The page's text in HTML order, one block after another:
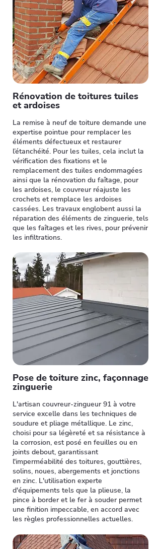
Rénovation de toitures tuiles
et ardoises
La remise à neuf de toiture demande une
expertise pointue pour remplacer les
éléments défectueux et restaurer
l’étanchéité. Pour les tuiles, cela inclut la
vérification des fixations et le
remplacement des tuiles endommagées
ainsi que la rénovation du faîtage, pour
les ardoises, le couvreur réajuste les
crochets et remplace les ardoises
cassées. Les travaux englobent aussi la
réparation des éléments de zinguerie, tels
que les faîtages et les rives, pour prévenir
les infiltrations.
Pose de toiture zinc, façonnage
zinguerie
L'artisan couvreur-zingueur 91 à votre
service excelle dans les techniques de
soudure et pliage métallique. Le zinc,
choisi pour sa légèreté et sa résistance à
la corrosion, est posé en feuilles ou en
joints debout, garantissant
l'imperméabilité des toitures, gouttières,
solins, noues, abergements et jonctions
en zinc. L'utilisation experte
d'équipements tels que la plieuse, la
pince à border et le fer à souder permet
une finition impeccable, en accord avec
les règles professionnelles actuelles.